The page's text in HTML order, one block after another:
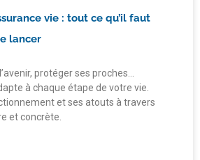
vie : tout ce qu’il faut
lancer
protéger ses proches…
à chaque étape de votre vie.
et ses atouts à travers
et concrète.